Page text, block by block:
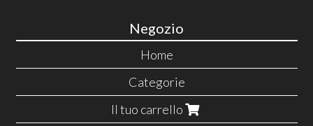
Negozio
Home
Categorie
Il tuo carrello